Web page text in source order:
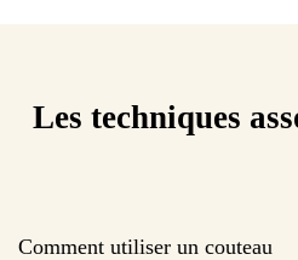
Les techniques
Comment utiliser un couteau